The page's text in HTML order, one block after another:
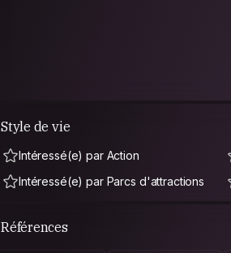
Style de vie
Intéressé(e) par Action
Intéressé(e) par Parcs d'attractions
Références